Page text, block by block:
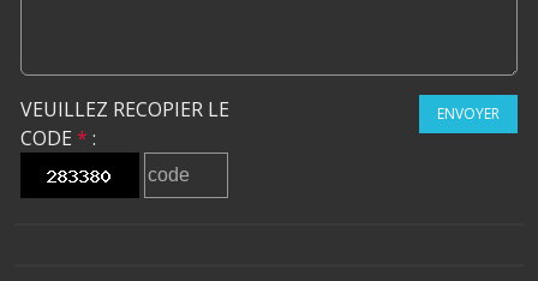
VEUILLEZ RECOPIER LE
CODE * :
ENVOYER